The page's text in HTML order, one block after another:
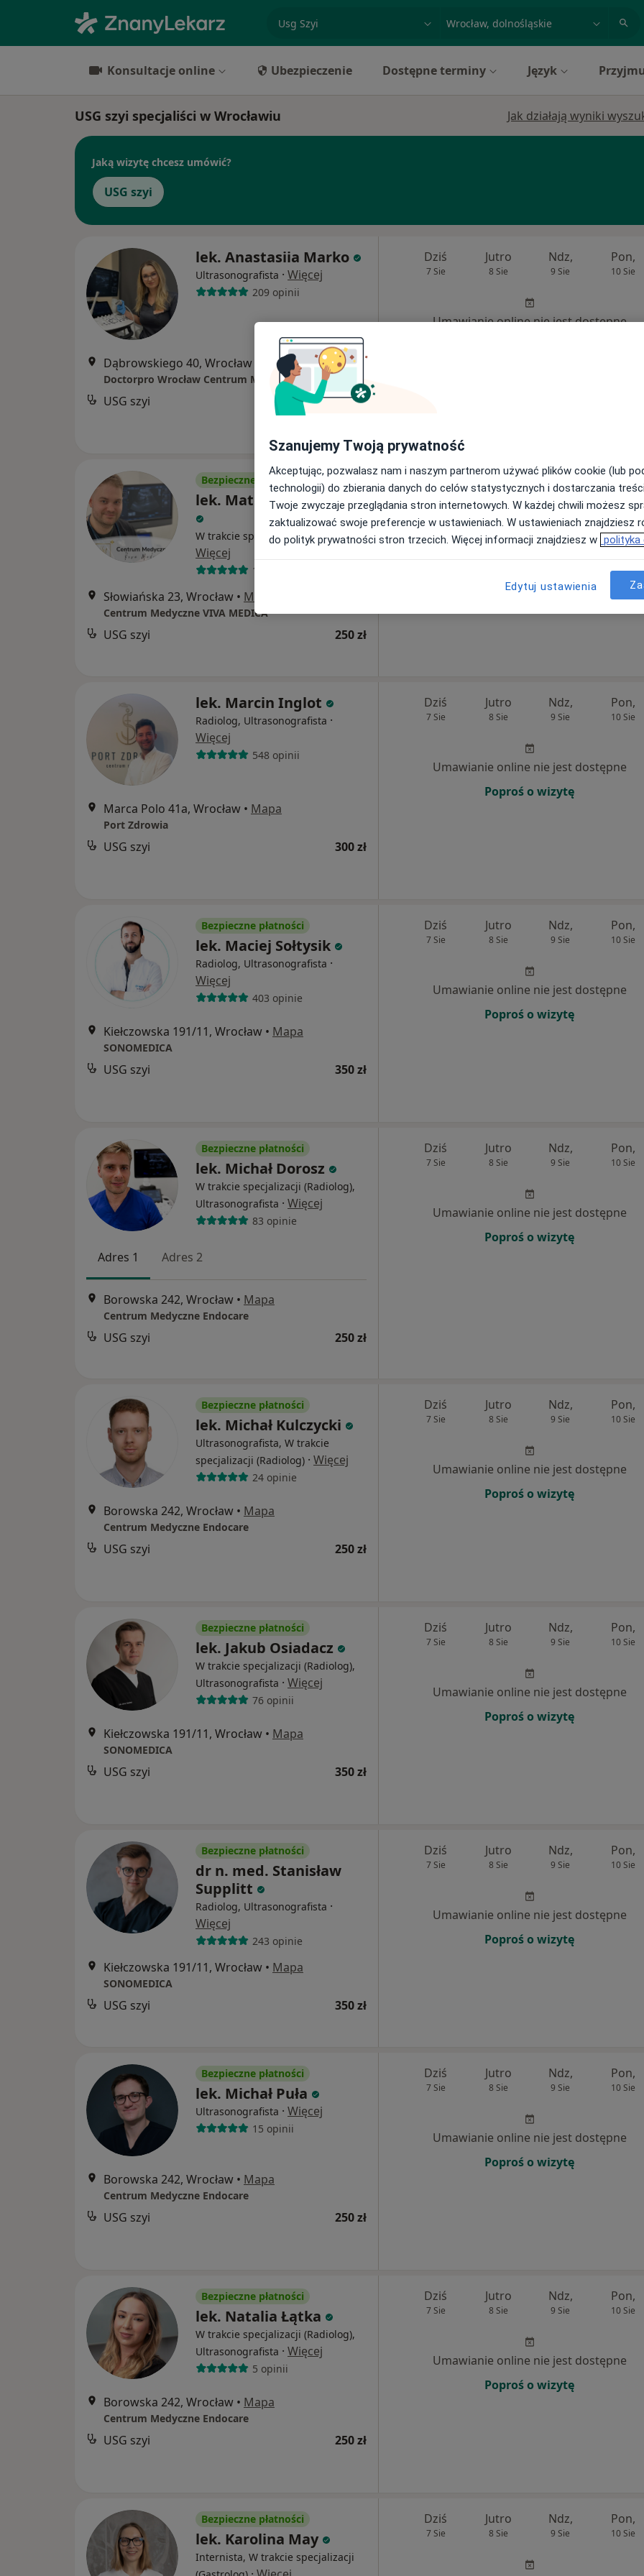
miasto lub dzielnica
Konsultacje online Ubezpieczenie Dostępne terminy Język
USG szyi specjaliści w Wrocławiu Jak działają wyniki
Jaką wizytę chcesz umówić?
USG szyi
lek. Anastasiia Marko
Ultrasonografista · Więcej
209 opinii
Dąbrowskiego 40, Wrocław Mapa
Doctorpro Wrocław Centrum Medyczne
USG szyi 250 zł
Dziś
7 Sie
Jutro
8 Sie
Ndz,
9 Sie
Pon,
10 Sie
Umawianie online nie jest dostępne
Bezpieczne płatności
lek. Mateusz Dobrzycki
W trakcie specjalizacji (Internista)·
Więcej
137 opinii
Słowiańska 23, Wrocław • Mapa
Centrum Medyczne VIVA MEDICA
USG szyi 250 zł
Dziś
7 Sie
Jutro
8 Sie
Ndz,
9 Sie
Pon,
10 Sie
Umawianie online nie jest dostępne
lek. Marcin Inglot
Radiolog, Ultrasonografista ·
Więcej
548 opinii
Marca Polo 41a, Wrocław • Mapa
Port Zdrowia
USG szyi 300 zł
Dziś
7 Sie
Jutro
8 Sie
Ndz,
9 Sie
Pon,
10 Sie
Umawianie online nie jest dostępne
Poproś o wizytę
Bezpieczne płatności
lek. Maciej Sołtysik
Radiolog, Ultrasonografista ·
Więcej
403 opinie
Kiełczowska 191/11, Wrocław • Mapa
SONOMEDICA
USG szyi 350 zł
Dziś
7 Sie
Jutro
8 Sie
Ndz,
9 Sie
Pon,
10 Sie
Umawianie online nie jest dostępne
Poproś o wizytę
Bezpieczne płatności
lek. Michał Dorosz
W trakcie specjalizacji (Radiolog),
Ultrasonografista · Więcej
83 opinie
Adres 1 Adres 2
Borowska 242, Wrocław • Mapa
Centrum Medyczne Endocare
USG szyi 250 zł
Dziś
7 Sie
Jutro
8 Sie
Ndz,
9 Sie
Pon,
10 Sie
Umawianie online nie jest dostępne
Poproś o wizytę
Bezpieczne płatności
lek. Michał Kulczycki
Ultrasonografista, W trakcie
specjalizacji (Radiolog) · Więcej
24 opinie
Borowska 242, Wrocław • Mapa
Centrum Medyczne Endocare
USG szyi 250 zł
Dziś
7 Sie
Jutro
8 Sie
Ndz,
9 Sie
Pon,
10 Sie
Umawianie online nie jest dostępne
Poproś o wizytę
Bezpieczne płatności
lek. Jakub Osiadacz
W trakcie specjalizacji (Radiolog),
Ultrasonografista · Więcej
76 opinii
Kiełczowska 191/11, Wrocław • Mapa
SONOMEDICA
USG szyi 350 zł
Dziś
7 Sie
Jutro
8 Sie
Ndz,
9 Sie
Pon,
10 Sie
Umawianie online nie jest dostępne
Poproś o wizytę
Bezpieczne płatności
dr n. med. Stanisław
Supplitt
Radiolog, Ultrasonografista ·
Więcej
243 opinie
Kiełczowska 191/11, Wrocław • Mapa
SONOMEDICA
USG szyi 350 zł
Dziś
7 Sie
Jutro
8 Sie
Ndz,
9 Sie
Pon,
10 Sie
Umawianie online nie jest dostępne
Poproś o wizytę
Bezpieczne płatności
lek. Michał Puła
Ultrasonografista · Więcej
15 opinii
Borowska 242, Wrocław • Mapa
Centrum Medyczne Endocare
USG szyi 250 zł
Dziś
7 Sie
Jutro
8 Sie
Ndz,
9 Sie
Pon,
10 Sie
Umawianie online nie jest dostępne
Poproś o wizytę
Bezpieczne płatności
lek. Natalia Łątka
W trakcie specjalizacji (Radiolog),
Ultrasonografista · Więcej
5 opinii
Borowska 242, Wrocław • Mapa
Centrum Medyczne Endocare
USG szyi 250 zł
Dziś
7 Sie
Jutro
8 Sie
Ndz,
9 Sie
Pon,
10 Sie
Umawianie online nie jest dostępne
Poproś o wizytę
Bezpieczne płatności
lek. Karolina May
Internista, W trakcie specjalizacji
Dziś
7 Sie
Jutro
8 Sie
Ndz,
9 Sie
Pon,
10 Sie
Szanujemy Twoją prywatność
Akceptując, pozwalasz nam i naszym partnerom używać plików cookie (lub
technologii) do zbierania danych do celów statystycznych i dostarczania
Twoje zwyczaje przeglądania stron internetowych. W każdej chwili możesz
zaktualizować swoje preferencje w ustawieniach. W ustawieniach znajdziesz
do polityk prywatności stron trzecich. Więcej informacji znajdziesz w polityka
Edytuj ustawienia